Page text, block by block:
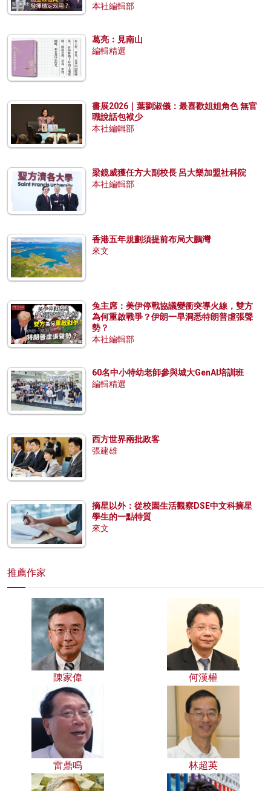
本社編輯部
葛亮：見南山
編輯精選
書展2026｜葉劉淑儀：最喜歡姐姐角色 無官
職說話包袱少
本社編輯部
梁鏡威獲任方大副校長 呂大樂加盟社科院
本社編輯部
香港五年規劃須提前布局大鵬灣
來文
兔主席：美伊停戰協議變衝突導火線，雙方
為何重啟戰爭？伊朗一早洞悉特朗普虛張聲
勢？
本社編輯部
60名中小特幼老師參與城大GenAI培訓班
編輯精選
西方世界兩批政客
張建雄
摘星以外：從校園生活觀察DSE中文科摘星
學生的一點特質
來文
推薦作家
陳家偉 何漢權
雷鼎鳴 林超英